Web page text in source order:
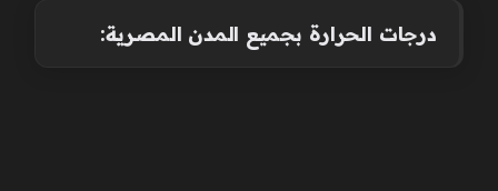
درجات الحرارة بجميع المدن المصرية: